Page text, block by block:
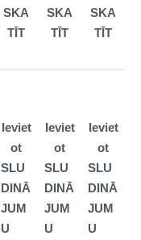
SKA
TĪT
SKA
TĪT
SKA
TĪT
Ieviet
ot
SLU
DINĀ
JUM
U
Ieviet
ot
SLU
DINĀ
JUM
U
Ieviet
ot
SLU
DINĀ
JUM
U